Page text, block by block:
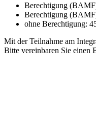
Berechtigung
Berechtigung
ohne Berechtigung:
Mit der Teilnahme am
Bitte vereinbaren Sie einen